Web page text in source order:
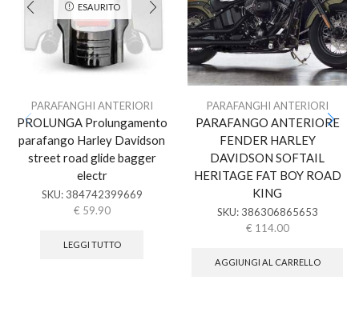
ESAURITO
PARAFANGHI ANTERIORI
PROLUNGA Prolungamento
parafango Harley Davidson
street road glide bagger
electr
SKU: 384742399669
€ 59.90
LEGGI TUTTO
PARAFANGHI ANTERIORI
PARAFANGO ANTERIORE
FENDER HARLEY
DAVIDSON SOFTAIL
HERITAGE FAT BOY ROAD
KING
SKU: 386306865653
€ 114.00
AGGIUNGI AL CARRELLO